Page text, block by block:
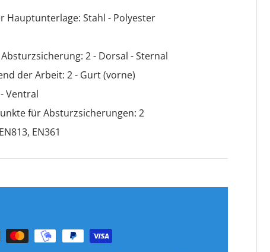
Hauptunterlage: Stahl - Polyester
2 - Dorsal - Sternal
der Arbeit: 2 - Gurt (vorne)
Ventral
für Absturzsicherungen: 2
EN361